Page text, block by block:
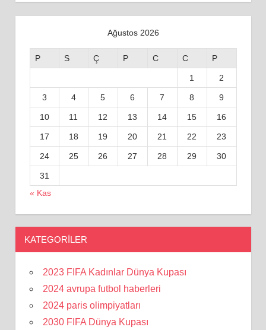
Ağustos 2026
P S Ç P C C P
1 2
3 4 5 6 7 8 9
10 11 12 13 14 15 16
17 18 19 20 21 22 23
24 25 26 27 28 29 30
31
« Kas
KATEGORILER
2023 FIFA Kadınlar Dünya Kupası
2024 avrupa futbol haberleri
2024 paris olimpiyatları
2030 FIFA Dünya Kupası